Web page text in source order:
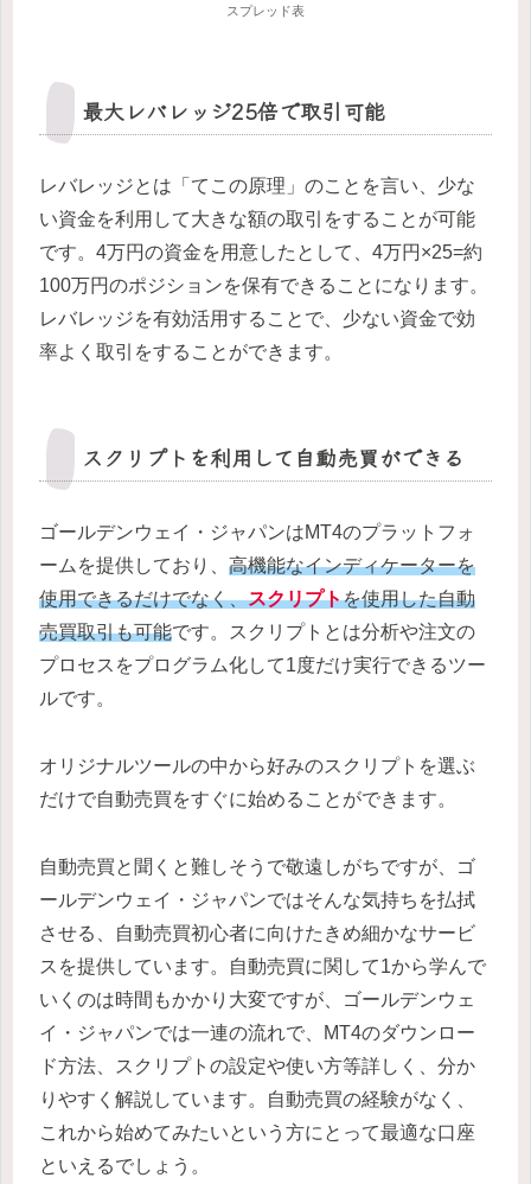
スプレッド表
最大レバレッジ25倍で取引可能
レバレッジとは「てこの原理」のことを言い、少な
い資金を利用して大きな額の取引をすることが可能
です。4万円の資金を用意したとして、4万円×25=約
100万円のポジションを保有できることになります。
レバレッジを有効活用することで、少ない資金で効
率よく取引をすることができます。
スクリプトを利用して自動売買ができる
ゴールデンウェイ・ジャパンはMT4のプラットフォ
ームを提供しており、 高機能なインディケーターを
使用できるだけでなく、スクリプトを使用した自動
売買取引も可能です。スクリプトとは分析や注文の
プロセスをプログラム化して1度だけ実行できるツー
ルです。
オリジナルツールの中から好みのスクリプトを選ぶ
だけで自動売買をすぐに始めることができます。
自動売買と聞くと難しそうで敬遠しがちですが、ゴ
ールデンウェイ・ジャパンではそんな気持ちを払拭
させる、自動売買初心者に向けたきめ細かなサービ
スを提供しています。自動売買に関して1から学んで
いくのは時間もかかり大変ですが、ゴールデンウェ
イ・ジャパンでは一連の流れで、MT4のダウンロー
ド方法、スクリプトの設定や使い方等詳しく、分か
りやすく解説しています。自動売買の経験がなく、
これから始めてみたいという方にとって最適な口座
といえるでしょう。